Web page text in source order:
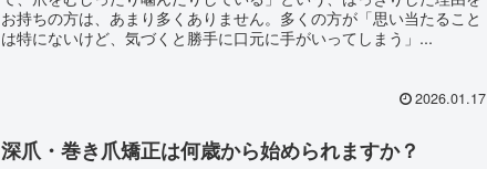
お持ちの方は、あまり多くありません。多くの方が「思い当たること
は特にないけど、気づくと勝手に口元に手がいってしまう」...
2026.01.17
深爪・巻き爪矯正は何歳から始められますか？